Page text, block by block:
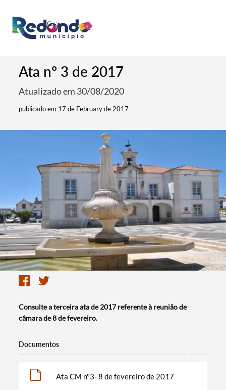
Ata nº 3 de 2017
Atualizado em 30/08/2020
publicado em 17 de February de 2017
Consulte a terceira ata de 2017 referente à reunião de
câmara de 8 de fevereiro.
Documentos
Ata CM nº3- 8 de fevereiro de 2017